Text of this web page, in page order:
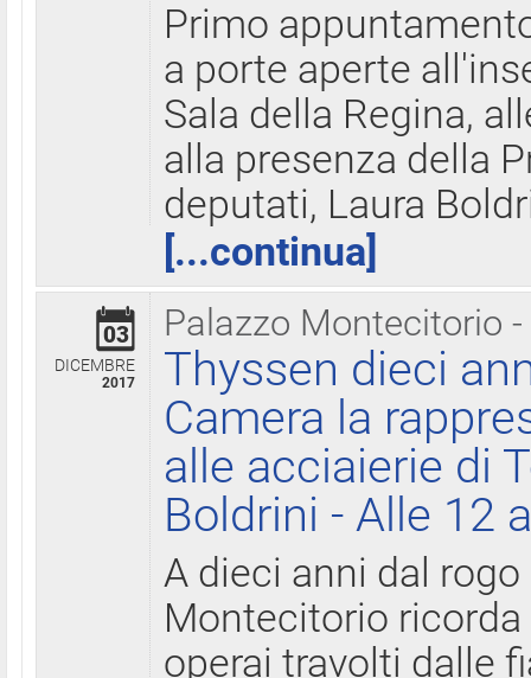
Primo
a porte aperte
Sala della Regina,
alla presenza della
deputati, Laura
[...continua]
Palazzo Montecitorio
03
DICEMBRE
2017
Thyssen dieci
Camera la
alle acciaierie di
Boldrini - Alle 12
A dieci anni dal
Montecitorio
operai travolti dalle